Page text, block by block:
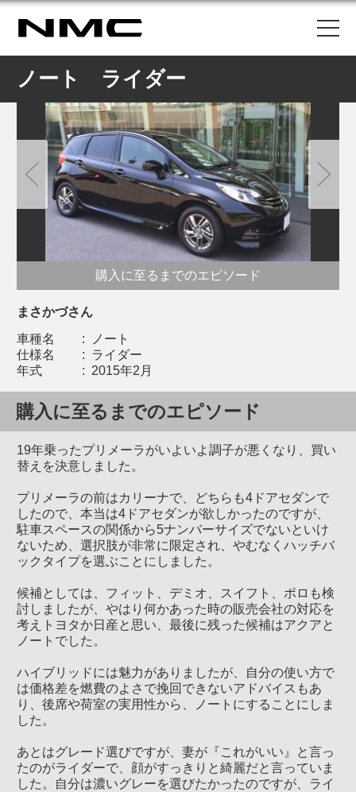
ノート ライダー
購入に至るまでのエピソード
まさかづさん
車種名 :
ノート
仕様名
: ライダー
年式
: 2015年2月
購入に至るまでのエピソード
19年乗ったプリメーラがいよいよ調子が悪くなり、買い
替えを決意しました。
プリメーラの前はカリーナで、どちらも4ドアセダンで
したので、本当は4ドアセダンが欲しかったのですが、
駐車スペースの関係から5ナンバーサイズでないといけ
ないため、選択肢が非常に限定され、やむなくハッチバ
ックタイプを選ぶことにしました。
候補としては、フィット、デミオ、スイフト、ポロも検
討しましたが、やはり何かあった時の販売会社の対応を
考えトヨタか日産と思い、最後に残った候補はアクアと
ノートでした。
ハイブリッドには魅力がありましたが、自分の使い方で
は価格差を燃費のよさで挽回できないアドバイスもあ
り、後席や荷室の実用性から、ノートにすることにしま
した。
あとはグレード選びですが、妻が『これがいい』と言っ
たのがライダーで、顔がすっきりと綺麗だと言っていま
した。自分は濃いグレーを選びたかったのですが、ライ